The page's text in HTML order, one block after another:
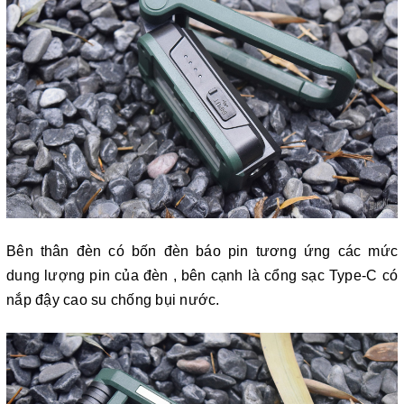
Bên thân đèn có bốn đèn báo pin tương ứng các mức
dung lượng pin của đèn , bên cạnh là cổng sạc Type-C có
nắp đậy cao su chống bụi nước.